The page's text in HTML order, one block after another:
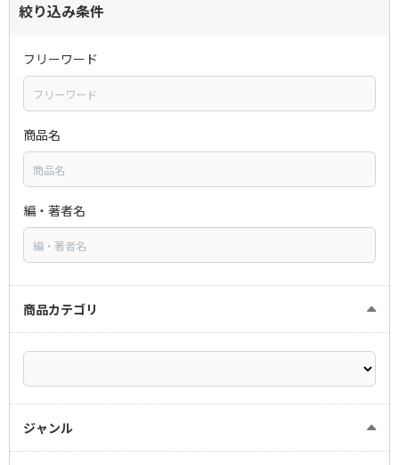
絞り込み条件
フリーワード
商品名
編・著者名
商品カテゴリ
ジャンル